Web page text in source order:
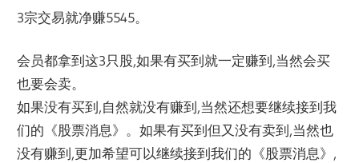
3宗交易就净赚5545。
会员都拿到这3只股,如果有买到就一定赚到,当然会买
也要会卖。
如果没有买到,自然就没有赚到,当然还想要继续接到我
们的《股票消息》。如果有买到但又没有卖到,当然也
没有赚到,更加希望可以继续接到我们的《股票消息》,